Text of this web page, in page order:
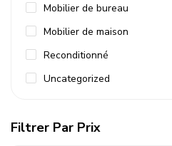
Mobilier de bureau
Mobilier de maison
Reconditionné
Uncategorized
Filtrer Par Prix